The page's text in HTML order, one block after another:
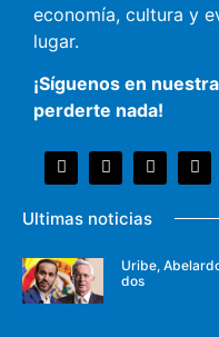
economía, cultura y
lugar.
¡Síguenos en
perderte nada!
Ultimas noticias
Uribe,
dos